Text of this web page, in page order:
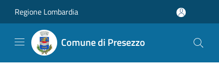
Regione Lombardia
Comune di Presezzo